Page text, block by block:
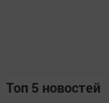
Топ 5 новостей